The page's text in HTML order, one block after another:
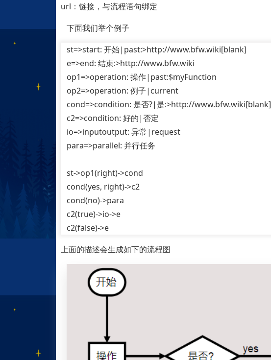
url：链接，与流程语句绑定
下面我们举个例子
st=>start: 开始|past:>http://www.bfw.wiki[blank]
e=>end: 结束:>http://www.bfw.wiki
op1=>operation: 操作|past:$myFunction
op2=>operation: 例子|current
cond=>condition: 是否?|是:>http://www.bfw.wiki[blank]
c2=>condition: 好的|否定
io=>inputoutput: 异常|request
para=>parallel: 并行任务
st->op1(right)->cond
cond(yes, right)->c2
cond(no)->para
c2(true)->io->e
c2(false)->e
上面的描述会生成如下的流程图